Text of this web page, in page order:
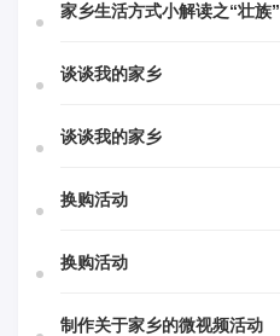
家乡生活方式小解读之“壮族”
谈谈我的家乡
谈谈我的家乡
换购活动
换购活动
制作关于家乡的微视频活动